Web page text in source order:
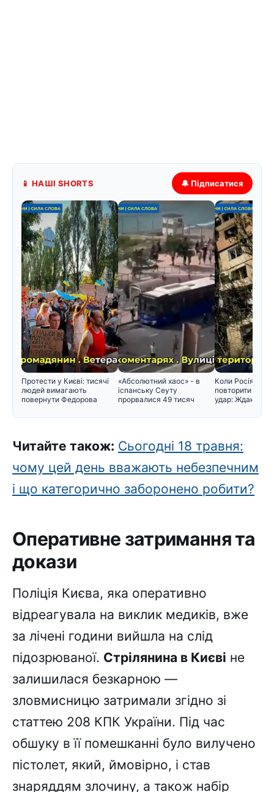
📱 НАШІ SHORTS 🔔 Підписатися
Протести у Києві: тисячі
людей вимагають
повернути Федорова
«Абсолютний хаос» - в
іспанську Сеуту
прорвалися 49 тисяч
Коли Росія
повторити
удар: Жданов
Читайте також: Сьогодні 18 травня:
чому цей день вважають небезпечним
і що категорично заборонено робити?
Оперативне затримання та
докази
Поліція Києва, яка оперативно
відреагувала на виклик медиків, вже
за лічені години вийшла на слід
підозрюваної. Стрілянина в Києві не
залишилася безкарною —
зловмисницю затримали згідно зі
статтею 208 КПК України. Під час
обшуку в її помешканні було вилучено
пістолет, який, ймовірно, і став
знаряддям злочину, а також набір